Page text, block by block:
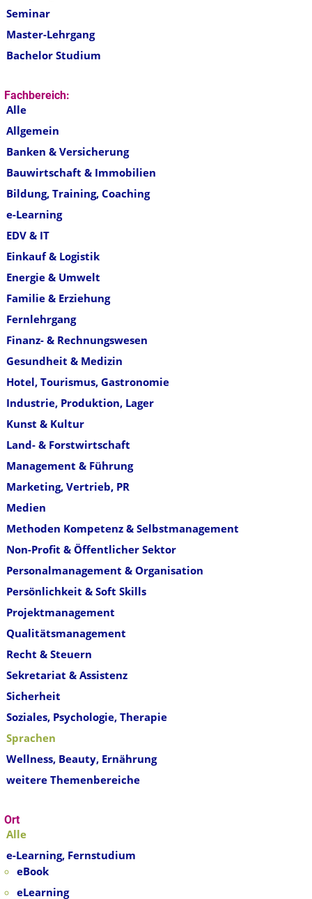
Seminar
Master-Lehrgang
Bachelor Studium
Fachbereich:
Alle
Allgemein
Banken & Versicherung
Bauwirtschaft & Immobilien
Bildung, Training, Coaching
e-Learning
EDV & IT
Einkauf & Logistik
Energie & Umwelt
Familie & Erziehung
Fernlehrgang
Finanz- & Rechnungswesen
Gesundheit & Medizin
Hotel, Tourismus, Gastronomie
Industrie, Produktion, Lager
Kunst & Kultur
Land- & Forstwirtschaft
Management & Führung
Marketing, Vertrieb, PR
Medien
Methoden Kompetenz & Selbstmanagement
Non-Profit & Öffentlicher Sektor
Personalmanagement & Organisation
Persönlichkeit & Soft Skills
Projektmanagement
Qualitätsmanagement
Recht & Steuern
Sekretariat & Assistenz
Sicherheit
Soziales, Psychologie, Therapie
Sprachen
Wellness, Beauty, Ernährung
weitere Themenbereiche
Ort
Alle
e-Learning, Fernstudium
eBook
eLearning